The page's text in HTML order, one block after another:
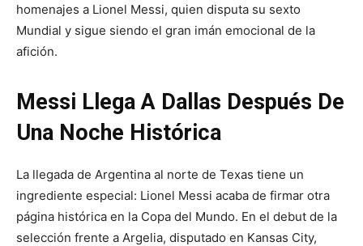
homenajes a Lionel Messi, quien disputa su sexto
Mundial y sigue siendo el gran imán emocional de la
afición.
Messi Llega A Dallas Después De
Una Noche Histórica
La llegada de Argentina al norte de Texas tiene un
ingrediente especial: Lionel Messi acaba de firmar otra
página histórica en la Copa del Mundo. En el debut de la
selección frente a Argelia, disputado en Kansas City,